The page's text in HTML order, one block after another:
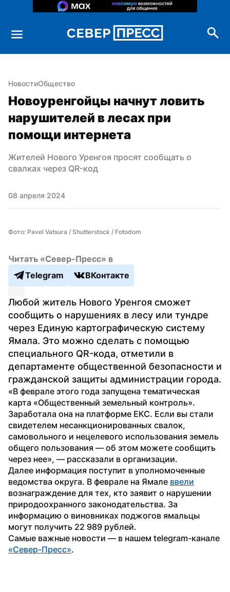
НовостиОбщество
Новоуренгойцы начнут ловить
нарушителей в лесах при
помощи интернета
Жителей Нового Уренгоя просят сообщать о
свалках через QR-код
08 апреля 2024
Фото: Pavel Vatsura / Shutterstock / Fotodom
Читать «Север-Пресс» в
Telegram
ВКонтакте
Любой житель Нового Уренгоя сможет
сообщить о нарушениях в лесу или тундре
через Единую картографическую систему
Ямала. Это можно сделать с помощью
специального QR-кода, отметили в
департаменте общественной безопасности и
гражданской защиты администрации города.
«В феврале этого года запущена тематическая
карта «Общественный земельный контроль».
Заработала она на платформе ЕКС. Если вы стали
свидетелем несанкционированных свалок,
самовольного и нецелевого использования земель
общего пользования — об этом можете сообщить
через нее», — рассказали в организации.
Далее информация поступит в уполномоченные
ведомства округа. В феврале на Ямале ввели
вознаграждение для тех, кто заявит о нарушении
природоохранного законодательства. За
информацию о виновниках поджогов ямальцы
могут получить 22 989 рублей.
«Север-Пресс».